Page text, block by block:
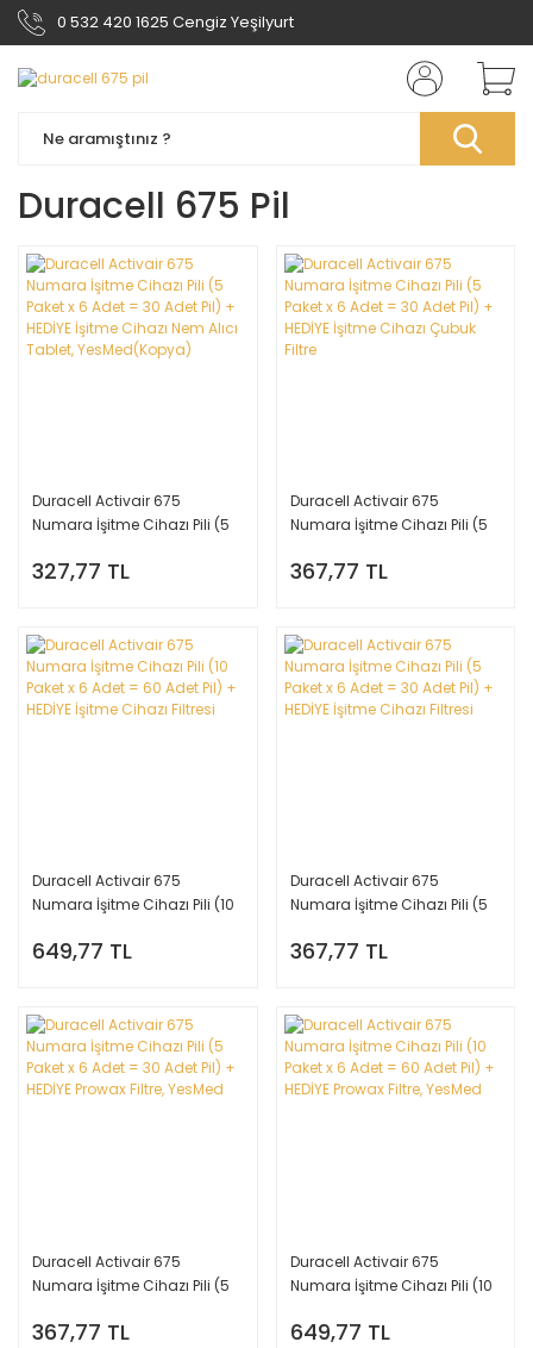
0 532 420 1625 Cengiz Yeşilyurt
Duracell 675 Pil
Duracell Activair 675
Numara İşitme Cihazı Pili (5
HEDİYE İşitme Cihazı Nem
327,77 TL
Duracell Activair 675
Numara İşitme Cihazı Pili (5
HEDİYE İşitme Cihazı Çubuk
367,77 TL
Duracell Activair 675
Numara İşitme Cihazı Pili (10
HEDİYE İşitme Cihazı Filtresi
649,77 TL
Duracell Activair 675
Numara İşitme Cihazı Pili (5
HEDİYE İşitme Cihazı Filtresi
367,77 TL
Duracell Activair 675
Numara İşitme Cihazı Pili (5
HEDİYE Prowax Filtre, YesMed
367,77 TL
Duracell Activair 675
Numara İşitme Cihazı Pili (10
HEDİYE Prowax Filtre, YesMed
649,77 TL